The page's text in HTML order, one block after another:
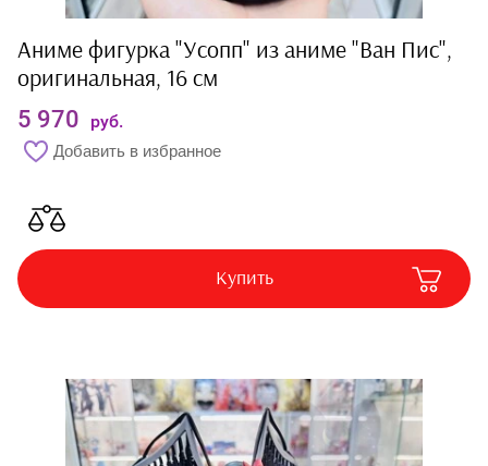
Аниме фигурка "Усопп" из аниме "Ван Пис",
оригинальная, 16 см
5 970 руб.
Добавить в избранное
Купить